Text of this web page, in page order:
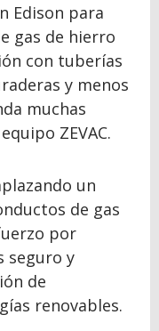
Edison para
gas de hierro
con tuberías
y menos
muchas
ZEVAC.
un
de gas
por
seguro y
de
renovables.